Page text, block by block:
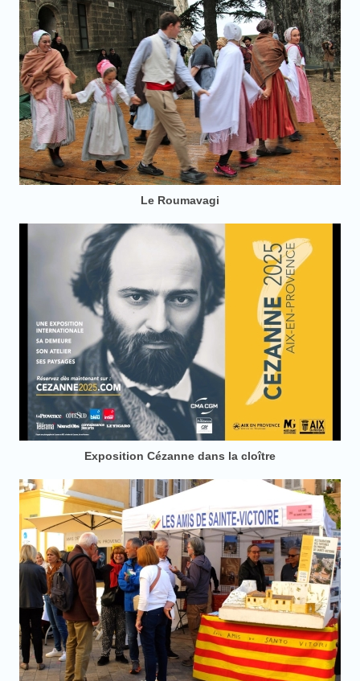
Le Roumavagi
Exposition Cézanne dans la cloître